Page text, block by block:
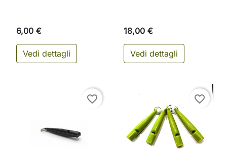
6,00 €
Vedi dettagli
18,00 €
Vedi dettagli
favorite_border favorite_border